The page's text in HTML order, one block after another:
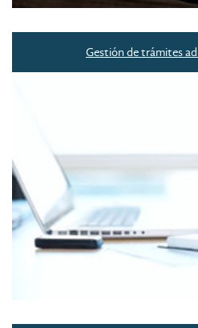
Gestión de trámites